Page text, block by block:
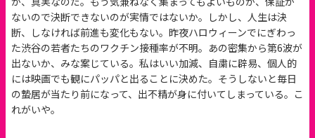
ないので決断できないのが実情ではないか。しかし、人生は決
断、しなければ前進も変化もない。昨夜ハロウィーンでにぎわっ
た渋谷の若者たちのワクチン接種率が不明。あの密集から第6波が
出ないか、みな案じている。私はいい加減、自粛に辟易、個人的
には映画でも観にパッパと出ることに決めた。そうしないと毎日
の蟄居が当たり前になって、出不精が身に付いてしまっている。こ
れがいや。